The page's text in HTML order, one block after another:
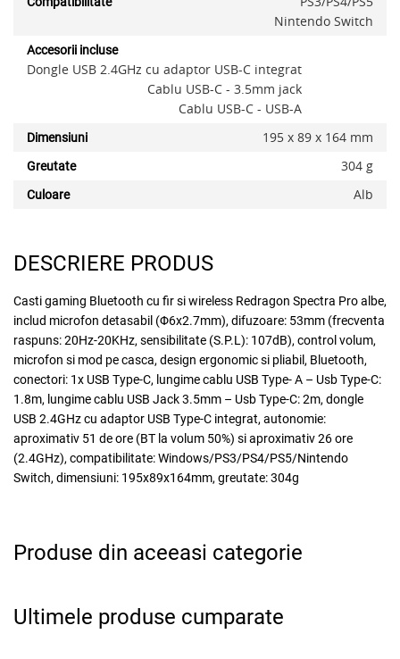
Nintendo Switch
Accesorii incluse
Dongle USB 2.4GHz cu adaptor USB-C integrat
Cablu USB-C - 3.5mm jack
Cablu USB-C - USB-A
Dimensiuni 195 x 89 x 164 mm
Greutate 304 g
Culoare Alb
DESCRIERE PRODUS
Casti gaming Bluetooth cu fir si wireless Redragon Spectra Pro albe,
includ microfon detasabil (Φ6x2.7mm), difuzoare: 53mm (frecventa
raspuns: 20Hz-20KHz, sensibilitate (S.P.L): 107dB), control volum,
microfon si mod pe casca, design ergonomic si pliabil, Bluetooth,
conectori: 1x USB Type-C, lungime cablu USB Type- A – Usb Type-C:
1.8m, lungime cablu USB Jack 3.5mm – Usb Type-C: 2m, dongle
USB 2.4GHz cu adaptor USB Type-C integrat, autonomie:
aproximativ 51 de ore (BT la volum 50%) si aproximativ 26 ore
(2.4GHz), compatibilitate: Windows/PS3/PS4/PS5/Nintendo
Switch, dimensiuni: 195x89x164mm, greutate: 304g
Produse din aceeasi categorie
Ultimele produse cumparate
Adauga la favorite